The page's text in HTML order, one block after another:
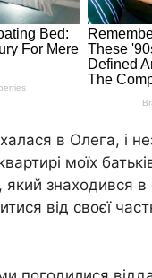
в Олега, і
моїх
який знаходився
від своєї